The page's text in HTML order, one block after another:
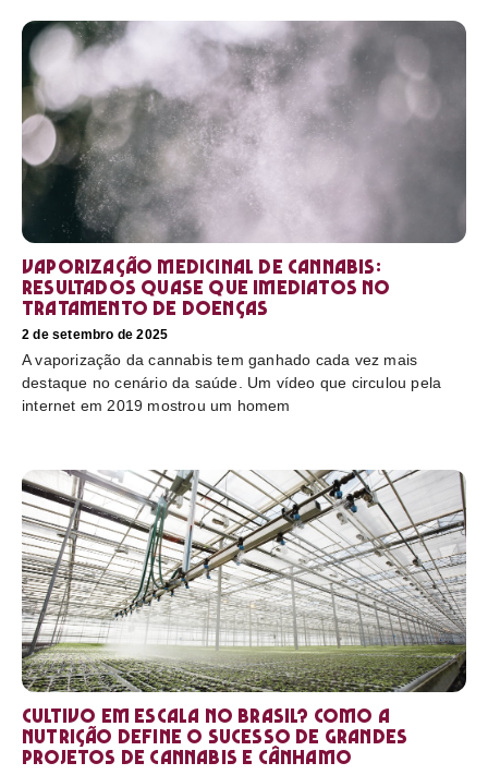
Vaporização medicinal de cannabis:
resultados quase que imediatos no
tratamento de doenças
2 de setembro de 2025
A vaporização da cannabis tem ganhado cada vez mais
destaque no cenário da saúde. Um vídeo que circulou pela
internet em 2019 mostrou um homem
Cultivo em escala no Brasil? Como a
nutrição define o sucesso de grandes
projetos de cannabis e cânhamo